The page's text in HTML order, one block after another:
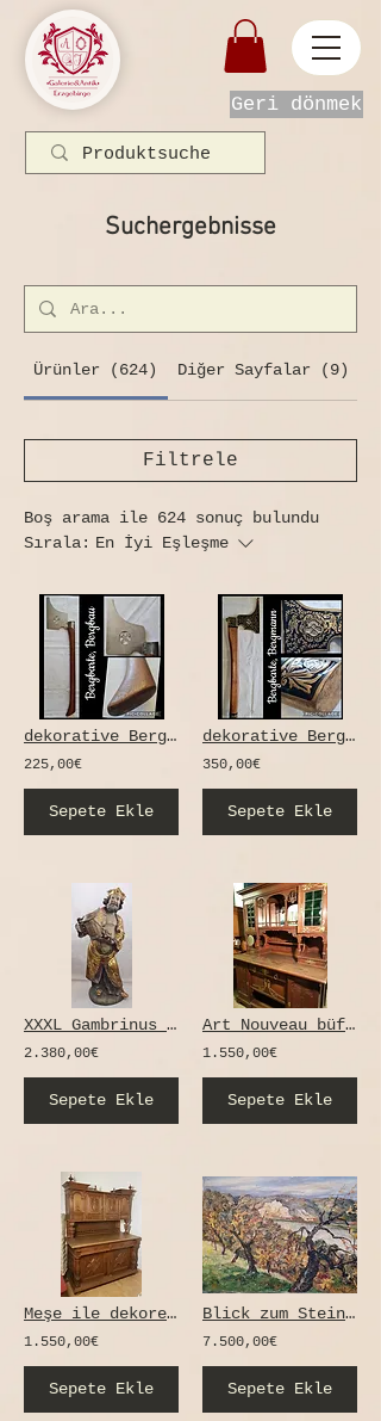
Geri dönmek
Suchergebnisse
Ürünler (624) Diğer Sayfalar (9)
Filtrele
Boş arama ile 624 sonuç bulundu
Sırala: En İyi Eşleşme
dekorative Bergbarte Prunkbarte Bergmann Barte Bergbau Parade Bergmannsbarte
225,00€
Sepete Ekle
dekorative Bergbarte Prunkbarte Bergmann Barte Bergbau Parade Bergmannsbarte
350,00€
Sepete Ekle
XXXL Gambrinus Holzfigur - 100cm groß mit Goldmantel / Werbefigur Skulptur
2.380,00€
Sepete Ekle
Art Nouveau büfe - orijinal, birçok detay
1.550,00€
Sepete Ekle
Meşe ile dekore edilmiş Wilhelminian tarzı büfe dolabı
1.550,00€
Sepete Ekle
Blick zum Steinbruch Riesenstein - Meissen, orig. Gemälde Otto Walcha, 100x 70cm
7.500,00€
Sepete Ekle